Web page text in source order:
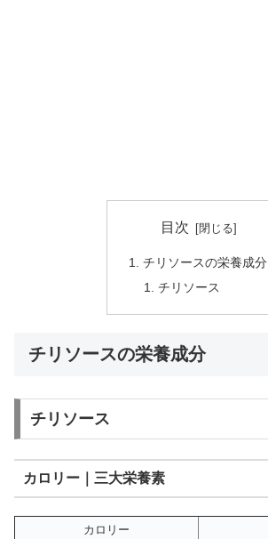
目次
チリソースの栄養成分
チリソース
チリソースの栄養成分
チリソース
カロリー｜三大栄養素
カロリー